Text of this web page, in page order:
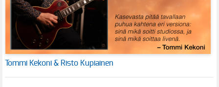
Tommi Kekoni & Risto Kupiainen